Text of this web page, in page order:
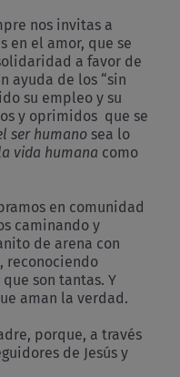
nos invitas a
en el amor, que se
a favor de
ayuda de los “sin
su empleo y su
y oprimidos que se
ser humano sea lo
vida humana como
en comunidad
caminando y
de arena con
reconociendo
son tantas. Y
aman la verdad.
porque, a través
de Jesús y